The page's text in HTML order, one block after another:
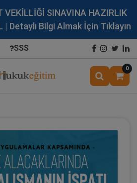
VEKİLLİĞİ SINAVINA HAZIRLIK
| Detaylı Bilgi Almak İçin Tıklayın
SSS
0